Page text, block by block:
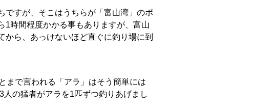
ですが、そこはうちらが「富山湾」のポ
1時間程度かかる事もありますが、富山
ら、あっけないほど直ぐに釣り場に到
まで言われる「アラ」はそう簡単には
の猛者がアラを1匹ずつ釣りあげまし